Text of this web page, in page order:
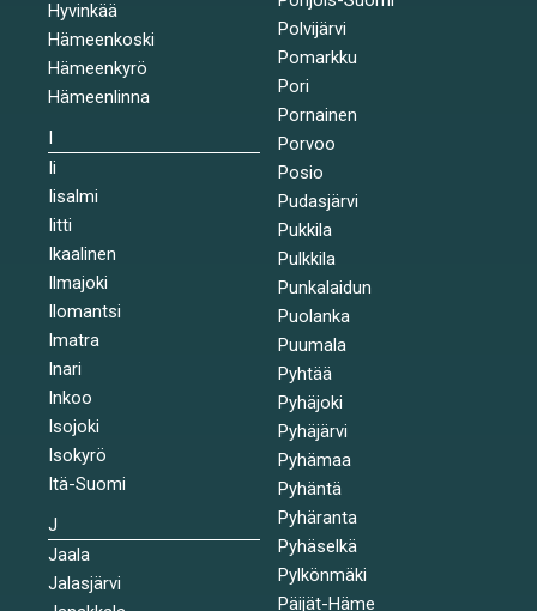
Hyvinkää
Hämeenkoski
Hämeenkyrö
Hämeenlinna
I
Ii
Iisalmi
Iitti
Ikaalinen
Ilmajoki
Ilomantsi
Imatra
Inari
Inkoo
Isojoki
Isokyrö
Itä-Suomi
J
Jaala
Jalasjärvi
Polvijärvi
Pomarkku
Pori
Pornainen
Porvoo
Posio
Pudasjärvi
Pukkila
Pulkkila
Punkalaidun
Puolanka
Puumala
Pyhtää
Pyhäjoki
Pyhäjärvi
Pyhämaa
Pyhäntä
Pyhäranta
Pyhäselkä
Pylkönmäki
Päijät-Häme